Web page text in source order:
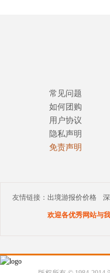
常见问题
如何团购
用户协议
隐私声明
免责声明
友情链接： 出境游报价价格
欢迎各优秀网站与